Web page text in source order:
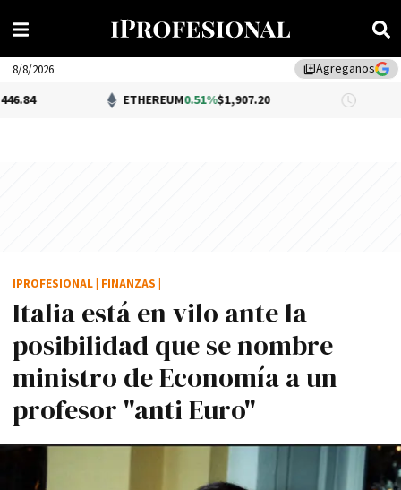
library_addAgreganos
8/8/2026
ETHEREUM0.51%$1,907.20 DÓLAR
Italia está en vilo ante la
posibilidad que se nombre
ministro de Economí­a a un
profesor "anti Euro"
IPROFESIONAL FINANZAS